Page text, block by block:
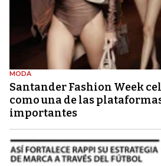
MODA
Santander Fashion Week
como una de las
importantes